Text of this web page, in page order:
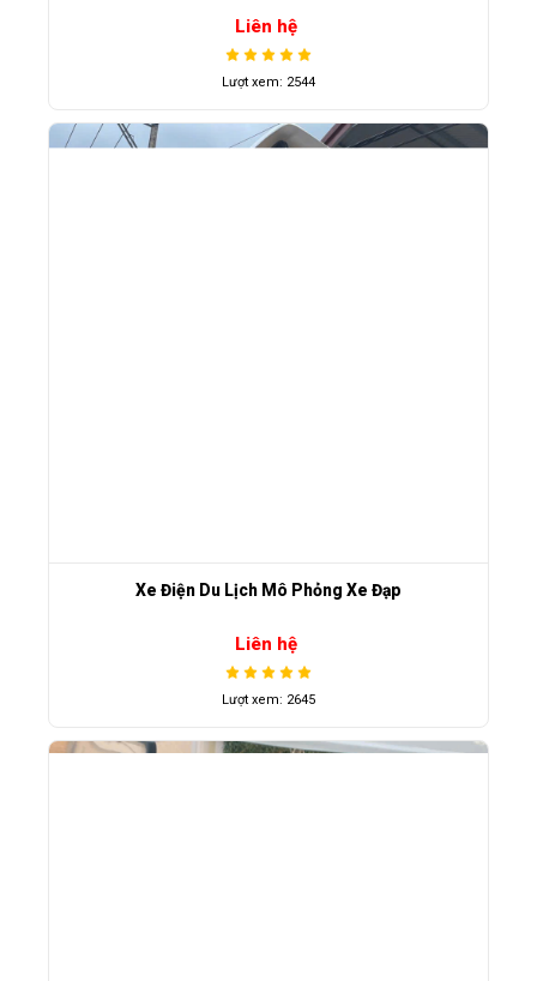
Liên hệ
Lượt xem: 2544
Xe Điện Du Lịch Mô Phỏng Xe Đạp
Liên hệ
Lượt xem: 2645